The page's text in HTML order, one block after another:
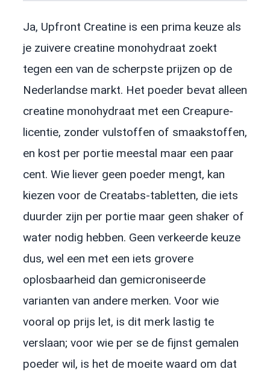
Ja, Upfront Creatine is een prima keuze als
je zuivere creatine monohydraat zoekt
tegen een van de scherpste prijzen op de
Nederlandse markt. Het poeder bevat alleen
creatine monohydraat met een Creapure-
licentie, zonder vulstoffen of smaakstoffen,
en kost per portie meestal maar een paar
cent. Wie liever geen poeder mengt, kan
kiezen voor de Creatabs-tabletten, die iets
duurder zijn per portie maar geen shaker of
water nodig hebben. Geen verkeerde keuze
dus, wel een met een iets grovere
oplosbaarheid dan gemicroniseerde
varianten van andere merken. Voor wie
vooral op prijs let, is dit merk lastig te
verslaan; voor wie per se de fijnst gemalen
poeder wil, is het de moeite waard om dat